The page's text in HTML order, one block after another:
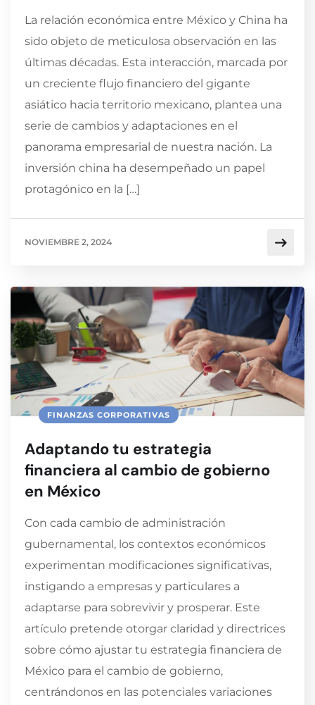
La relación económica entre México y China ha
sido objeto de meticulosa observación en las
últimas décadas. Esta interacción, marcada por
un creciente flujo financiero del gigante
asiático hacia territorio mexicano, plantea una
serie de cambios y adaptaciones en el
panorama empresarial de nuestra nación. La
inversión china ha desempeñado un papel
protagónico en la […]
NOVIEMBRE 2, 2024
FINANZAS CORPORATIVAS
Adaptando tu estrategia
financiera al cambio de gobierno
en México
Con cada cambio de administración
gubernamental, los contextos económicos
experimentan modificaciones significativas,
instigando a empresas y particulares a
adaptarse para sobrevivir y prosperar. Este
artículo pretende otorgar claridad y directrices
sobre cómo ajustar tu estrategia financiera de
México para el cambio de gobierno,
centrándonos en las potenciales variaciones